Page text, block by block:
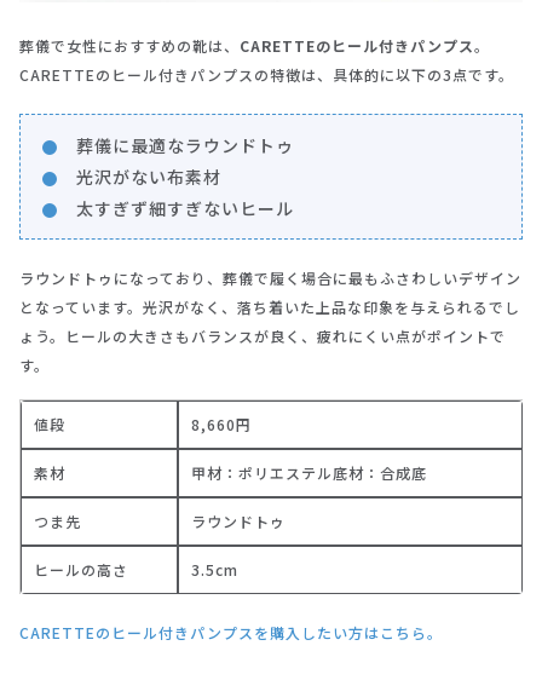
葬儀で女性におすすめの靴は、 CARETTEのヒール付きパンプス。
CARETTEのヒール付きパンプスの特徴は、具体的に以下の3点です。
葬儀に最適なラウンドトゥ
光沢がない布素材
太すぎず細すぎないヒール
ラウンドトゥになっており、葬儀で履く場合に最もふさわしいデザイン
となっています。光沢がなく、落ち着いた上品な印象を与えられるでし
ょう。ヒールの大きさもバランスが良く、疲れにくい点がポイントで
す。
値段 8,660円
素材 甲材：ポリエステル底材：合成底
つま先 ラウンドトゥ
ヒールの高さ 3.5cm
CARETTEのヒール付きパンプスを購入したい方はこちら。